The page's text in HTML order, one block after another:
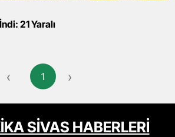
21 Yaralı
‹ 1 ›
SİVAS HABERLERİ